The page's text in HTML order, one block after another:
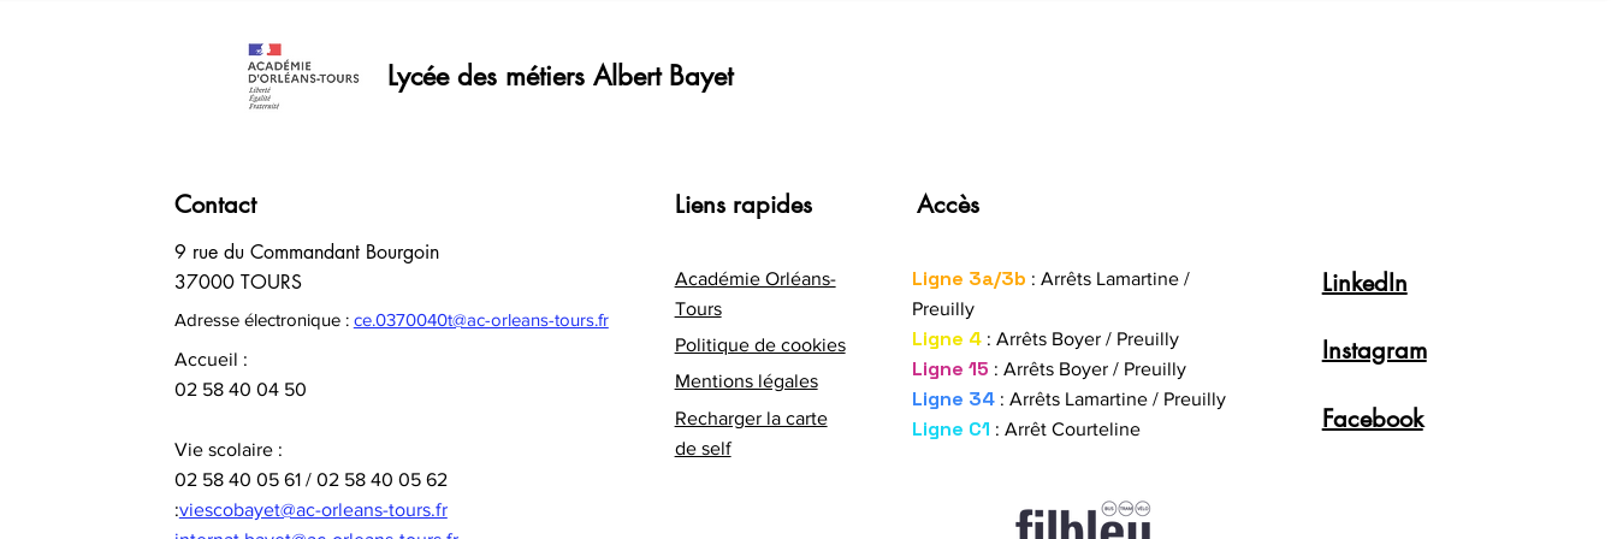
MARDI 1er et MERCREDI 2
SEPTEMBRE 2026 · La rentrée est
échelonnée sur deux journées : -
Contact
9 rue du Commandant Bourgoin
37000 TOURS
Adresse électronique : ce.0370040t@ac-orleans-tours.fr
Accueil :
02 58 40 04 50
Vie scolaire :
02 58 40 05 61 / 02 58 40 05 62
:viescobayet@ac-orleans-tours.fr
Liens rapides
Académie Orléans-
Tours
Politique de cookies
Mentions légales
Recharger la carte
de self
Accès
Ligne 3a/3b : Arrêts Lamartine /
Preuilly
Ligne 4 : Arrêts Boyer / Preuilly
Ligne 15 : Arrêts Boyer / Preuilly
Ligne 34: Arrêts Lamartine / Preuilly
Ligne C1 : Arrêt Courteline
LinkedIn
Instagram
Facebook
Lycée des métiers Albert Bayet